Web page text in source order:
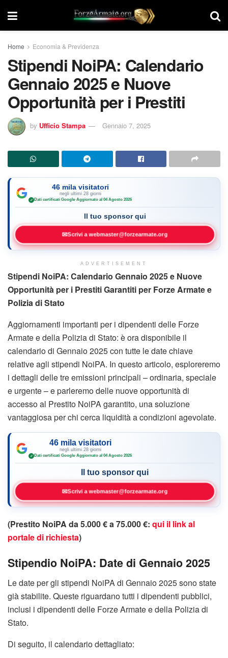
Home Economia & Previdenza
Stipendi NoiPA: Calendario
Gennaio 2025 e Nuove
Opportunità per i Prestiti
by Ufficio Stampa Gennaio 7, 2025
46 mila visitatori
negli ultimi 28 giorni
✓ Dati certificati Google·Aggiornato al 04 Agosto 2026
Il tuo sponsor qui
✉Scrivi a webmaster@forzearmate.org
ADVERTISEMENT
Stipendi NoiPA: Calendario Gennaio 2025 e Nuove
Opportunità per i Prestiti Garantiti per Forze Armate e
Polizia di Stato
Aggiornamenti importanti per i dipendenti delle Forze
Armate e della Polizia di Stato: è ora disponibile il
calendario di Gennaio 2025 con tutte le date chiave
relative agli stipendi NoiPA. In questo articolo, esploreremo
i dettagli delle tre emissioni principali – ordinaria, speciale
e urgente – e parleremo delle nuove opportunità di
accesso al Prestito NoiPA garantito, una soluzione
vantaggiosa per chi cerca liquidità a condizioni agevolate.
46 mila visitatori
negli ultimi 28 giorni
✓ Dati certificati Google·Aggiornato al 04 Agosto 2026
Il tuo sponsor qui
✉Scrivi a webmaster@forzearmate.org
(Prestito NoiPA da 5.000 € a 75.000 €: qui il link al
portale di richiesta)
Stipendio NoiPA: Date di Gennaio 2025
Le date per gli stipendi NoiPA di Gennaio 2025 sono state
già stabilite. Queste riguardano tutti i dipendenti pubblici,
inclusi i dipendenti delle Forze Armate e della Polizia di
Stato.
Di seguito, il calendario dettagliato: